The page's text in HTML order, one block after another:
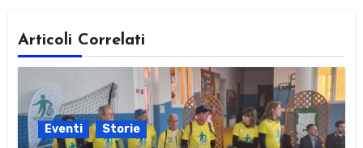
Articoli Correlati
Eventi Storie